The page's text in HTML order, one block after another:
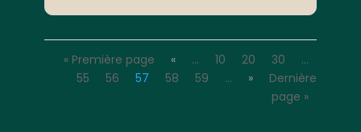
« Première page « … 10 20 30
…
55
56 57 58 59 … »
Dernière
page »